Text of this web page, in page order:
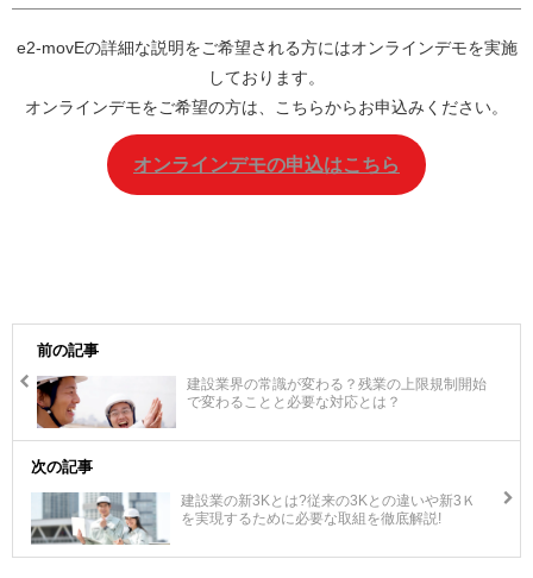
e2-movEの詳細な説明をご希望される方にはオンラインデモを実施
しております。
オンラインデモをご希望の方は、こちらからお申込みください。
オンラインデモの申込はこちら
前の記事
建設業界の常識が変わる？残業の上限規制開始
で変わることと必要な対応とは？
次の記事
建設業の新3Kとは?従来の3Kとの違いや新3Ｋ
を実現するために必要な取組を徹底解説!